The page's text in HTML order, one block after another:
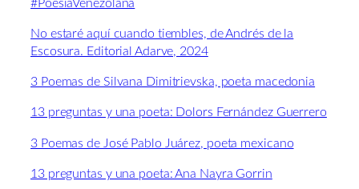
#PoesíaVenezolana
No estaré aquí cuando tiembles, de Andrés de la
Escosura. Editorial Adarve, 2024
3 Poemas de Silvana Dimitrievska, poeta macedonia
13 preguntas y una poeta: Dolors Fernández Guerrero
3 Poemas de José Pablo Juárez, poeta mexicano
13 preguntas y una poeta: Ana Nayra Gorrin